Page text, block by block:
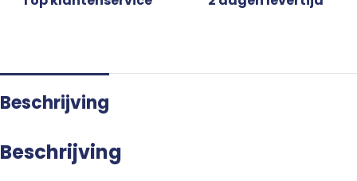
Beschrijving
Beschrijving